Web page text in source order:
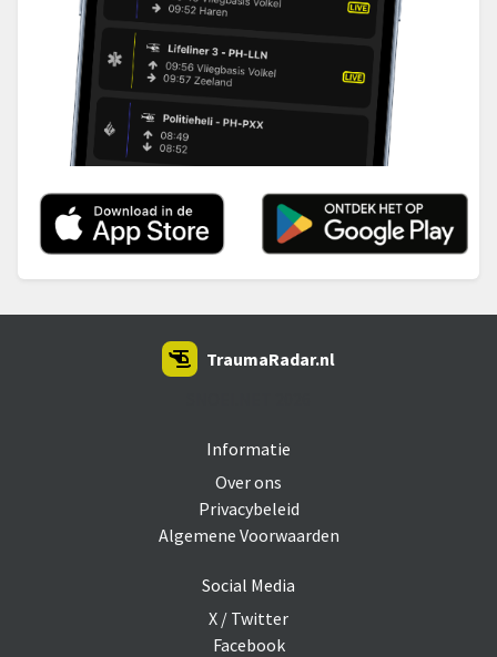
Informatie
Over ons
Privacybeleid
Algemene Voorwaarden
Social Media
X / Twitter
Facebook
TraumaRadar.nl